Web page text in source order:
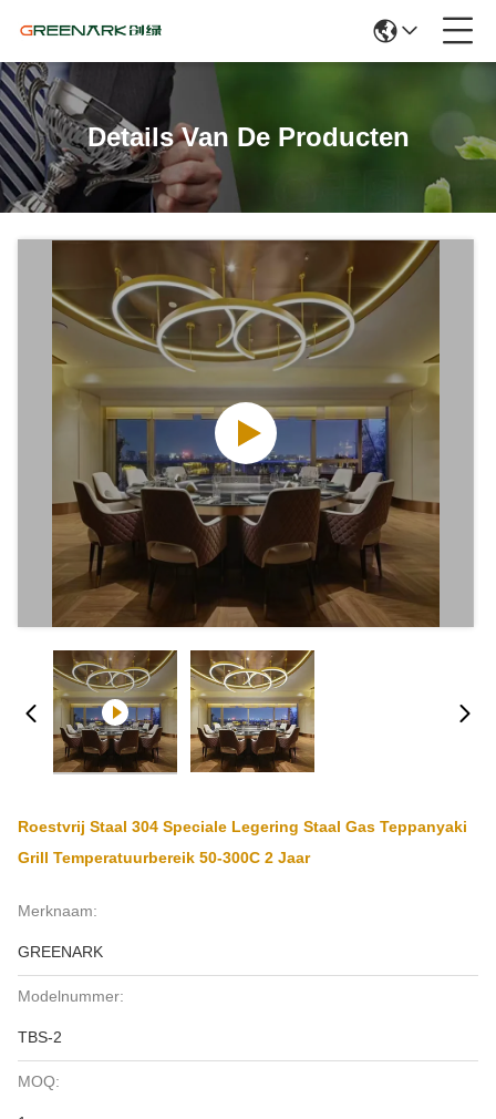
Details Van De Producten
Roestvrij Staal 304 Speciale Legering Staal Gas Teppanyaki
Grill Temperatuurbereik 50-300C 2 Jaar
Merknaam:
GREENARK
Modelnummer:
TBS-2
MOQ: